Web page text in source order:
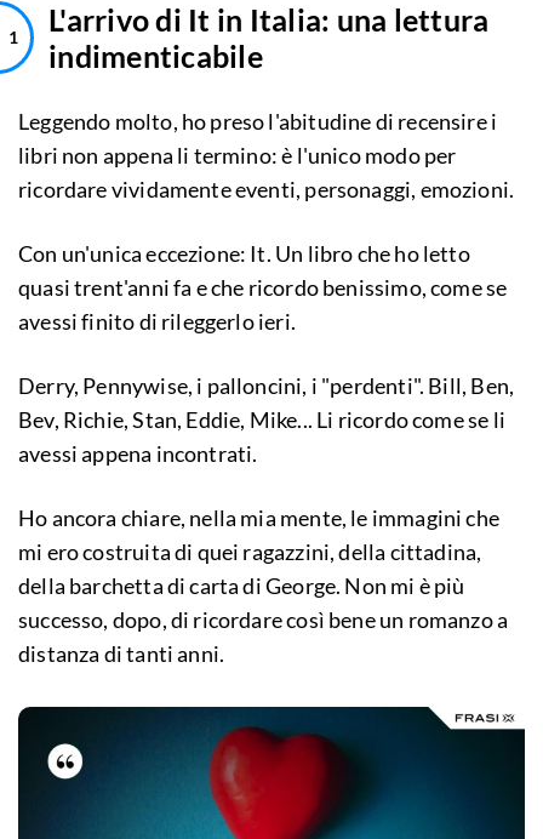
L'arrivo di It in Italia: una lettura
indimenticabile
Leggendo molto, ho preso l'abitudine di recensire i
libri non appena li termino: è l'unico modo per
ricordare vividamente eventi, personaggi, emozioni.
Con un'unica eccezione: It. Un libro che ho letto
quasi trent'anni fa e che ricordo benissimo, come se
avessi finito di rileggerlo ieri.
Derry, Pennywise, i palloncini, i "perdenti". Bill, Ben,
Bev, Richie, Stan, Eddie, Mike... Li ricordo come se li
avessi appena incontrati.
Ho ancora chiare, nella mia mente, le immagini che
mi ero costruita di quei ragazzini, della cittadina,
della barchetta di carta di George. Non mi è più
successo, dopo, di ricordare così bene un romanzo a
distanza di tanti anni.